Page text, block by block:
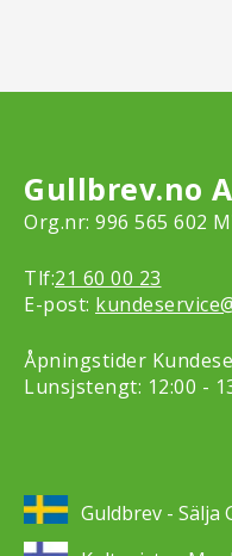
Gullbrev.no
Org.nr: 996 565 602
Tlf:21 60 00 23
E-post:
Åpningstider
Lunsjstengt: 12:00 -
Guldbrev - Sälja